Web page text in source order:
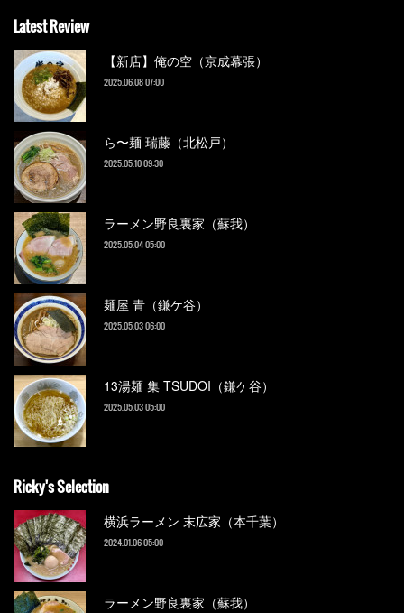
Latest Review
【新店】俺の空（京成幕張）
2025.06.08 07:00
ら〜麺 瑞藤（北松戸）
2025.05.10 09:30
ラーメン野良裏家（蘇我）
2025.05.04 05:00
麺屋 青（鎌ケ谷）
2025.05.03 06:00
13湯麺 集 TSUDOI（鎌ケ谷）
2025.05.03 05:00
Ricky's Selection
横浜ラーメン 末広家（本千葉）
2024.01.06 05:00
ラーメン野良裏家（蘇我）